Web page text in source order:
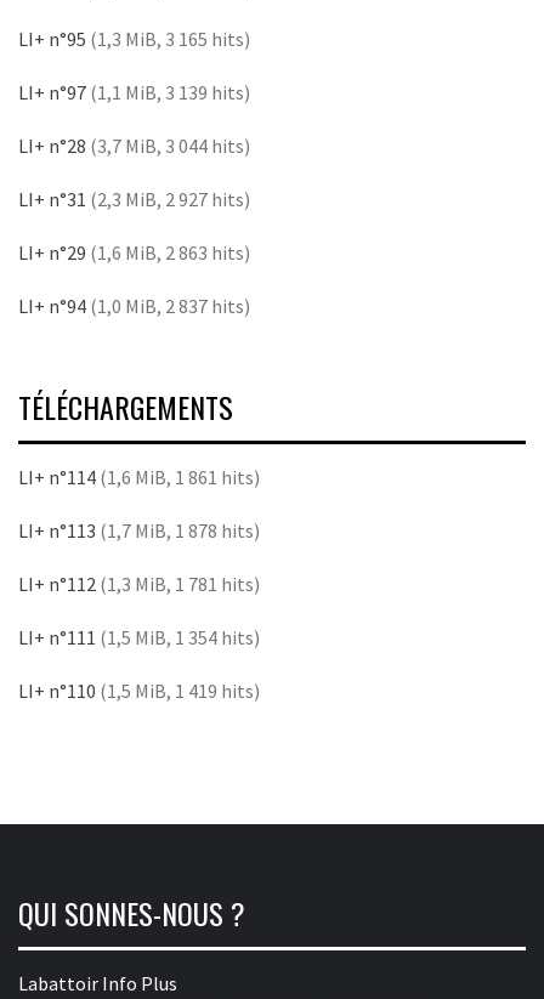
LI+ n°95 (1,3 MiB, 3 165 hits)
LI+ n°97 (1,1 MiB, 3 139 hits)
LI+ n°28 (3,7 MiB, 3 044 hits)
LI+ n°31 (2,3 MiB, 2 927 hits)
LI+ n°29 (1,6 MiB, 2 863 hits)
LI+ n°94 (1,0 MiB, 2 837 hits)
TÉLÉCHARGEMENTS
LI+ n°114 (1,6 MiB, 1 861 hits)
LI+ n°113 (1,7 MiB, 1 878 hits)
LI+ n°112 (1,3 MiB, 1 781 hits)
LI+ n°111 (1,5 MiB, 1 354 hits)
LI+ n°110 (1,5 MiB, 1 419 hits)
QUI SONNES-NOUS ?
Labattoir Info Plus